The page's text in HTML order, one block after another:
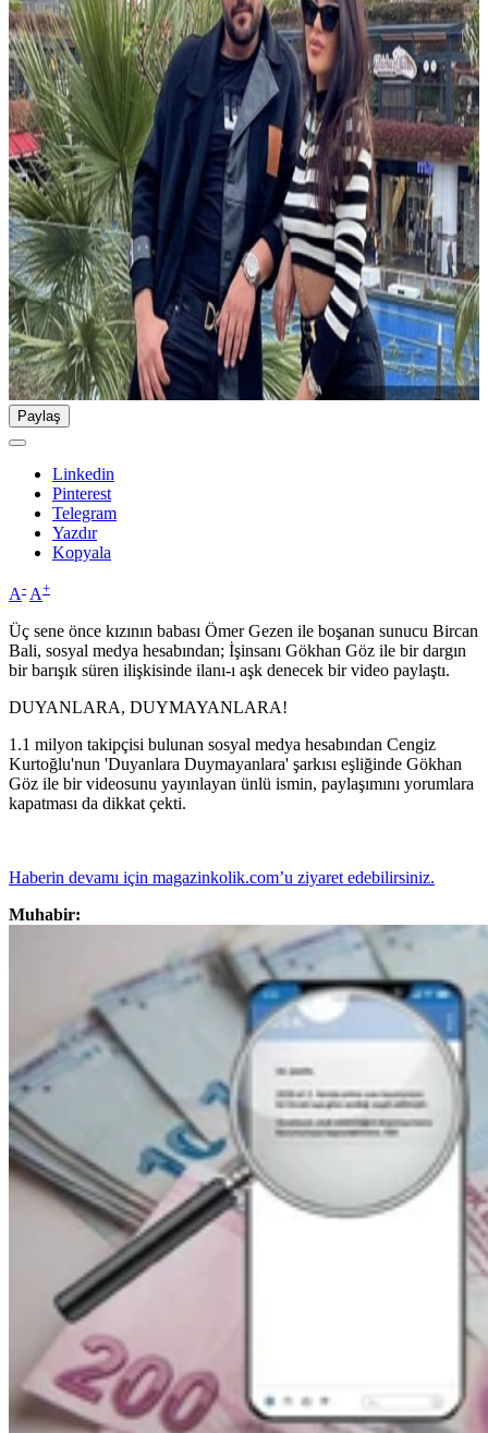
Paylaş
Linkedin
Pinterest
Telegram
Yazdır
Kopyala
A- A+
Üç sene önce kızının babası Ömer Gezen ile boşanan sunucu Bircan
Bali, sosyal medya hesabından; İşinsanı Gökhan Göz ile bir dargın
bir barışık süren ilişkisinde ilanı-ı aşk denecek bir video paylaştı.
DUYANLARA, DUYMAYANLARA!
1.1 milyon takipçisi bulunan sosyal medya hesabından Cengiz
Kurtoğlu'nun 'Duyanlara Duymayanlara' şarkısı eşliğinde Gökhan
Göz ile bir videosunu yayınlayan ünlü ismin, paylaşımını yorumlara
kapatması da dikkat çekti.
Haberin devamı için magazinkolik.com’u ziyaret edebilirsiniz.
Muhabir: